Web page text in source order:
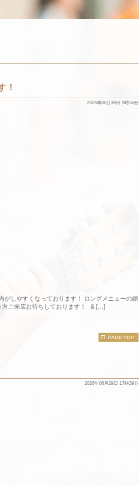
2026年06月30日 9時56分
！
がしやすくなっております！ ロングメニューの縮
方ご来店お待ちしております！ & […]
2026年06月29日 17時39分